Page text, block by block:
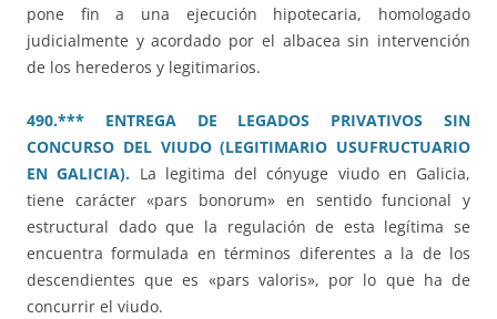
pone fin a una ejecución hipotecaria, homologado
judicialmente y acordado por el albacea sin intervención
de los herederos y legitimarios.
490.*** ENTREGA DE LEGADOS PRIVATIVOS SIN
CONCURSO DEL VIUDO (LEGITIMARIO USUFRUCTUARIO
EN GALICIA). La legitima del cónyuge viudo en Galicia,
tiene carácter «pars bonorum» en sentido funcional y
estructural dado que la regulación de esta legítima se
encuentra formulada en términos diferentes a la de los
descendientes que es «pars valoris», por lo que ha de
concurrir el viudo.